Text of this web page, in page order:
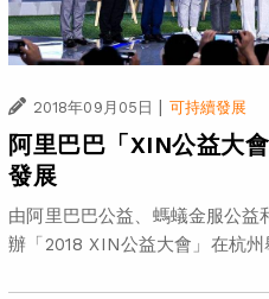
2018年09月05日 | 可持續發展
阿里巴巴「XIN公益大
發展
由阿里巴巴公益、螞蟻金服公益
辦「2018 XIN公益大會」在杭